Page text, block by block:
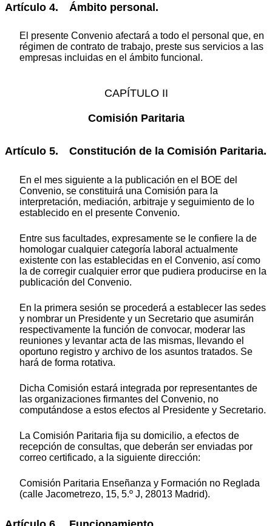
Artículo 4. Ámbito personal.
El presente Convenio afectará a todo el personal que, en
régimen de contrato de trabajo, preste sus servicios a las
empresas incluidas en el ámbito funcional.
CAPÍTULO II
Comisión Paritaria
Artículo 5. Constitución de la Comisión Paritaria.
En el mes siguiente a la publicación en el BOE del
Convenio, se constituirá una Comisión para la
interpretación, mediación, arbitraje y seguimiento de lo
establecido en el presente Convenio.
Entre sus facultades, expresamente se le confiere la de
homologar cualquier categoría laboral actualmente
existente con las establecidas en el Convenio, así como
la de corregir cualquier error que pudiera producirse en la
publicación del Convenio.
En la primera sesión se procederá a establecer las sedes
y nombrar un Presidente y un Secretario que asumirán
respectivamente la función de convocar, moderar las
reuniones y levantar acta de las mismas, llevando el
oportuno registro y archivo de los asuntos tratados. Se
hará de forma rotativa.
Dicha Comisión estará integrada por representantes de
las organizaciones firmantes del Convenio, no
computándose a estos efectos al Presidente y Secretario.
La Comisión Paritaria fija su domicilio, a efectos de
recepción de consultas, que deberán ser enviadas por
correo certificado, a la siguiente dirección:
Comisión Paritaria Enseñanza y Formación no Reglada
(calle Jacometrezo, 15, 5.º J, 28013 Madrid).